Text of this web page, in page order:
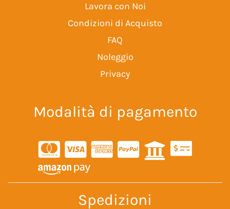
Lavora con Noi
Condizioni di Acquisto
FAQ
Noleggio
Privacy
Modalità di pagamento
Spedizioni